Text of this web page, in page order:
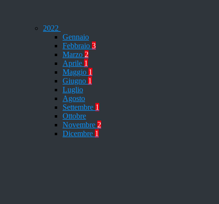
2022
Gennaio
Febbraio 3
Marzo 2
Aprile 1
Maggio 1
Giugno 1
Luglio
Agosto
Settembre 1
Ottobre
Novembre 2
Dicembre 1